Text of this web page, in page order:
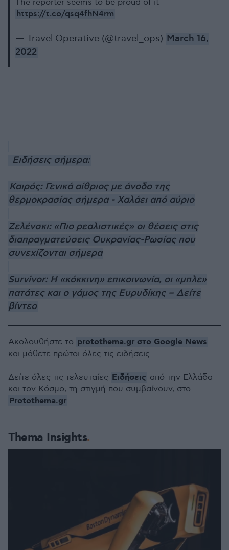
The reporter seems to be proud of it
https://t.co/qsq4fhN4rm
— Travel Operative (@travel_ops) March 16,
2022
Ειδήσεις σήμερα:
Καιρός: Γενικά αίθριος με άνοδο της
θερμοκρασίας σήμερα - Χαλάει από αύριο
Ζελένσκι: «Πιο ρεαλιστικές» οι θέσεις στις
διαπραγματεύσεις Ουκρανίας-Ρωσίας που
συνεχίζονται σήμερα
Survivor: Η «κόκκινη» επικοινωνία, οι «μπλε»
πατάτες και ο γάμος της Ευρυδίκης – Δείτε
βίντεο
Thema Insights
Ακολουθήστε το protothema.gr στο Google News
και μάθετε πρώτοι όλες τις ειδήσεις
Δείτε όλες τις τελευταίες Ειδήσεις από την Ελλάδα
και τον Κόσμο, τη στιγμή που συμβαίνουν, στο
Protothema.gr